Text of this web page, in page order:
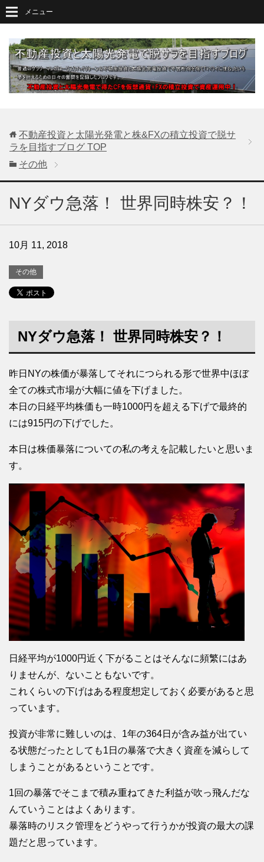
メニュー
不動産投資と太陽光発電と株&FXの積立投資で脱サ
ラを目指すブログ TOP
その他
NYダウ急落！ 世界同時株安？！
10月 11, 2018
その他
NYダウ急落！ 世界同時株安？！
昨日NYの株価が暴落してそれにつられる形で世界中ほぼ
全ての株式市場が大幅に値を下げました。
本日の日経平均株価も一時1000円を超える下げで最終的
には915円の下げでした。
本日は株価暴落についての私の考えを記載したいと思いま
す。
日経平均が1000円近く下がることはそんなに頻繁にはあ
りませんが、ないこともないです。
これくらいの下げはある程度想定しておく必要があると思
っています。
投資が非常に難しいのは、1年の364日が含み益が出てい
る状態だったとしても1日の暴落で大きく資産を減らして
しまうことがあるということです。
1回の暴落でそこまで積み重ねてきた利益が吹っ飛んだな
んていうことはよくあります。
暴落時のリスク管理をどうやって行うかが投資の最大の課
題だと思っています。